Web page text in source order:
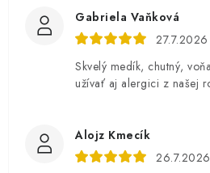
Gabriela Vaňková
27.7.2026
Skvelý medík, chutný,
užívať aj alergici z našej
Alojz Kmecík
26.7.2026